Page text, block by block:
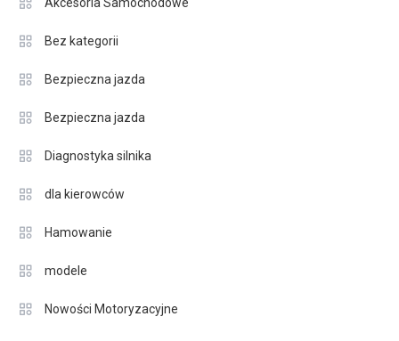
Bez kategorii
Bezpieczna jazda
Bezpieczna jazda
Diagnostyka silnika
dla kierowców
Hamowanie
modele
Nowości Motoryzacyjne